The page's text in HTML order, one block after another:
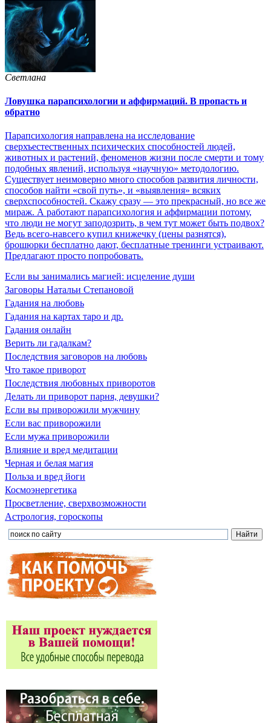
Светлана
Ловушка парапсихологии и аффирмаций. В пропасть и
обратно
Парапсихология направлена на исследование
сверхъестественных психических способностей людей,
животных и растений, феноменов жизни после смерти и тому
подобных явлений, используя «научную» методологию.
Существует неимоверно много способов развития личности,
способов найти «свой путь», и «выявления» всяких
сверхспособностей. Скажу сразу — это прекрасный, но все же
мираж. А работают парапсихология и аффирмации потому,
что люди не могут заподозрить, в чем тут может быть подвох?
Ведь всего-навсего купил книжечку (цены разнятся),
брошюрки бесплатно дают, бесплатные тренинги устраивают.
Предлагают просто попробовать.
Если вы занимались магией: исцеление души
Заговоры Натальи Степановой
Гадания на любовь
Гадания на картах таро и др.
Гадания онлайн
Верить ли гадалкам?
Последствия заговоров на любовь
Что такое приворот
Последствия любовных приворотов
Делать ли приворот парня, девушки?
Если вы приворожили мужчину
Если вас приворожили
Если мужа приворожили
Влияние и вред медитации
Черная и белая магия
Польза и вред йоги
Космоэнергетика
Просветление, сверхвозможности
Астрология, гороскопы